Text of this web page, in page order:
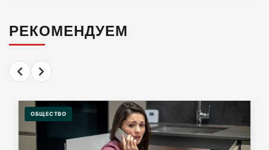
07-08-2026
«Мираторг» загадил окрестности
Люблинского водохранилища тухлой
курятиной.
07-08-2026
РЕКОМЕНДУЕМ
ОБЩЕСТВО